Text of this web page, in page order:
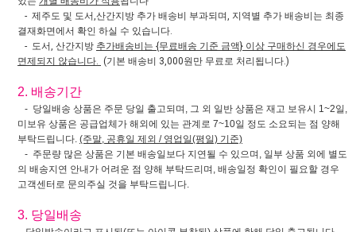
- 제주도 및 도서,산간지방 추가 배송비 부과되며, 지역별 추가 배송비는 최종
결재화면에서 확인 하실 수 있습니다.
- 도서, 산간지방 추가배송비는 {무료배송 기준 금액} 이상 구매하신 경우에도
면제되지 않습니다. (기본 배송비 3,000원만 무료로 처리됩니다.)
2. 배송기간
- 당일배송 상품은 주문 당일 출고되며, 그 외 일반 상품은 재고 보유시 1~2일,
미보유 상품은 공급업체가 해외에 있는 관계로 7~10일 정도 소요되는 점 양해
부탁드립니다. (주말, 공휴일 제외 / 영업일(평일) 기준)
- 주문량 많은 상품은 기본 배송일보다 지연될 수 있으며, 일부 상품 외에 별도
의 배송지연 안내가 어려운 점 양해 부탁드리며, 배송일정 확인이 필요할 경우
고객센터로 문의주실 것을 부탁드립니다.
3. 당일배송